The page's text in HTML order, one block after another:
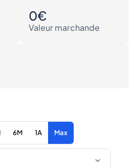
0€
Valeur marchande
6M 1A Max